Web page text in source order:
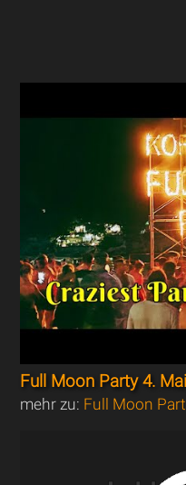
Full Moon Party 4.
mehr zu: Full Moon